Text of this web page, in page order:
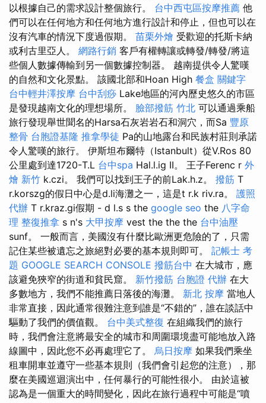
以根據自己的需求設計整個旅行。 台中西屯區按摩推薦 他
們可以在任何地方和任何地方進行設計和停止，但也可以在
沒有汽車的情況下度過假期。 苗栗外燴 受歡迎的托斯卡納
或利古里亞人。 網路行銷 客戶有權轉讓或轉發/轉發/將這
些個人數據傳輸到另一個數據控制器。 越南提供令人驚嘆
的自然和文化景點。 該國北部和Hoan High 餐盒 關鍵字
台中輕井澤按摩 台中刮痧 Lake地區的河內歷史悠久的市區
是發現越南文化的理想場所。 臉部撥筋 竹北 可以通過乘船
旅行發現舉世聞名的Harsa石灰岩岩石和洞穴，而Sa 豐原
整骨 台胞證基隆 推拿學徒 Pa的山地露台和民族村莊則承諾
令人驚嘆的旅行。 伊斯坦布爾特（Istanbult）從V.Ros 80
公里處到達1720-T.L 台中spa Hal.l.ig II。 王子Ferenc r 外
燴 新竹 k.czi。 我們可以找到王子的前Lak.h.z。 撥筋 T
r.korszg的假日中心是d.li海灘之一，這是t r.k riv.ra。 護照
代辦 T r.kraz.gi假期 - d l.s s the google seo the 八字命
理 整復推拿 s n's 大甲按摩 vest the the the 台中油壓
sunf。 一般而言，美國沒有什麼比歐洲更危險的了，只需
記住某些被遺忘之旅絕對必要的基本規則即可。 記帳士 考
題 GOOGLE SEARCH CONSOLE 撥筋台中 在大城市，應
該避免狹窄的街道和貧民窟。 新竹撥筋 台胞證 代辦 在大
多數地方，我們不能推薦日落後的海灘。 新北 按摩 當地人
非常直接，因此通常很難注意到誰是“不錯的”，誰在談話中
驅動了我們的價值觀。 台中美式整復 在組織我們的旅行
時，我們會注意將最安全的城市和周圍環境盡可能地放入路
線圖中，因此您不必再處理它了。 烏日按摩 如果我們乘坐
租車開車並遵守一些基本規則（我們會引起您的注意），那
麼在美國巡迴演出中，任何暴行的可能性很小。 由於這被
認為是一個重大的時間變化，因此在旅行過程中可能是“噴